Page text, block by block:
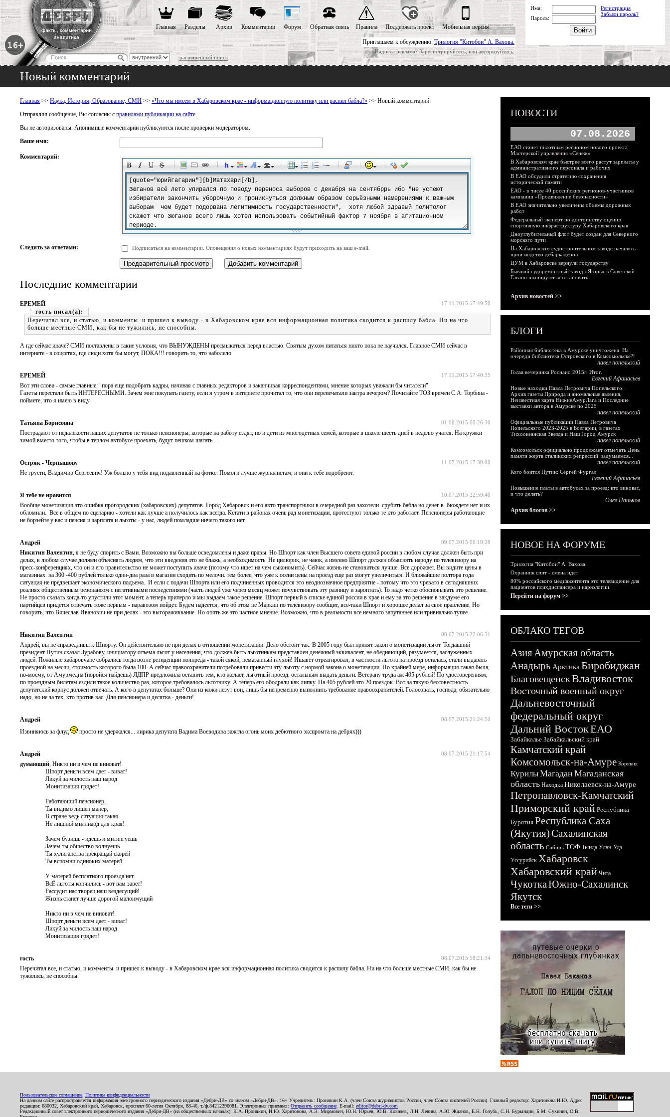
Приглашаем к обсуждению: Трилогия "Китобои" А. Вахова.
Надоела реклама? Зарегистрируйтесь, или авторизуйтесь.
расширенный поиск
Главная Разделы Архив Комментарии Форум Обратная связь Правила Поддержать проект Мобильная версия
Имя:
Регистрация
Забыли пароль?
Пароль:
Новый комментарий
Главная >> Наука, История, Образование, СМИ >> «Что мы имеем в Хабаровском крае - информационную политику или распил бабла?» >> Новый комментарий
Отправляя сообщение, Вы согласны с правилами публикации на сайте.
Вы не авторизованы. Анонимные комментарии публикуются после проверки модератором.
Ваше имя:
Комментарий:
-
-
-
-
-
-
-
-
-
-
-
-
-
-
-
-
-
-
-
-
-
-
-
-
-
-
-
-
-
-
-
-
-
-
-
-
-
-
-
-
-
-
-
-
-
-
-
-
-
-
-
Следить за ответами: Подписаться на комментарии. Оповещения о новых комментариях будут приходить на ваш e-mail.
Последние комментарии
17.11.2015 17:49:50
ЕРЕМЕЙ
гость
Перечитал все, и статью, и комменты и пришел к выводу - в Хабаровском крае вся информационная политика сводится к распилу бабла. Ни на что
больше местные СМИ, как бы не тужились, не способны.
А где сейчас иначе? СМИ поставлены в такие условия, что ВЫНУЖДЕНЫ пресмыкаться перед властью. Святым духом питаться никто пока не научился. Главное СМИ сейчас в
интернете - в соцсетях, где люди хотя бы могут, ПОКА!!! говорить то, что наболело
17.11.2015 17:40:35
ЕРЕМЕЙ
Вот эти слова - самые главные: "пора еще подобрать кадры, начиная с главных редакторов и заканчивая корреспондентами, мнение которых уважали бы читатели"
Газеты перестали быть ИНТЕРЕСНЫМИ. Зачем мне покупать газету, если я утром в интернете прочитал то, что они перепечатали завтра вечером? Почитайте ТОЗ времен С.А. Торбина -
поймете, что я имею в виду
01.08.2015 00:26:30
Татьяна Борисовна
Пострадают от недалекости наших депутатов не только пенсионеры, которые на работу ездят, но и дети из многодетных семей, которые в школе шесть дней в неделю учатся. На кружки
зимой вместо того, чтобы в теплом автобусе проехать, будут пешком шагать....
11.07.2015 17:30:08
Остряк - Чернышову
Не грусти, Владимир Сергеевич! Уж больно у тебя вид подавленный на фотке. Помоги лучше журналистам, и они к тебе подобреют.
10.07.2015 22:59:40
Я тебе не нравится
Вообще монетизация это ошибка прогородских (хабаровских) депутатов. Город Хабаровск и его авто транспортники в очередной раз захотели срубить бабла но денег в бюждете нет и их
обломили. Все в общем по сценарию - хотели как лучше а получилось как всегда. Кстати в районах очень рад монетизации, протестуют только те кто работает. Пенсионеры работающие
не борзейте у вас и пенсия и зарплата и льготы - у нас, людей помладше ничего такого нет
09.07.2015 00:19:28
Андрей
Никитин Валентин , я не буду спорить с Вами. Возможно вы больше осведомлены и даже правы. Но Шпорт как член Высшего совета единой россии в любом случае должен быть при
делах, в любом случае должен объяснять людям, что эти введения это не блажь, а необходимость. Не цилюрик, не чаюк, а именно Шпорт должен объяснять народу по телевизору на
пресс-конференциях, что он и его правительство не может поступить иначе (потому что ищет на чем сыкономить). Сейчас жизнь не становиться лучше. Все дорожает. Вы видите цены в
магазинах. на 300 -400 рублей только один-два раза в магазин сходить по мелочи. тем более, что уже к осени цены на проезд еще раз могут увеличиться. И ближайшие полтора года
ситуация не предвещает экономического подъема. И если с подачи Шпорта или его подчиненных проводится это неоднозначное предприятие - потому что это чревато в сегодняшних
реалиях общественным резонансом с негативными последствиями (часть людей уже через месяц может почувствовать эту разницу и зароптать). То надо четко обосновывать это решение.
Не просто сказать когда-то упустили этот момент, а теперь приперло и мы выдаем такое решение. Шпорт первый в списке единой россии в крае и ему за это решение в закдуме его
партийцев придется отвечать тоже первым - паравозом пойдет. Будем надеется, что об этом не Маркин по телевизору сообщит, все-таки Шпорт и хорошее делал за свое правление. Но
говорить, что Вячеслав Иванович не при делах - это выгораживвание. Но опять же это частное мнение. Возможно, что в реальности все немного запутаннее или тривиально тупее.
08.07.2015 22:06:31
Никитин Валентин
Андрей, вы не справедливы к Шпорту. Он действительно не при делах в отношении монетизации. Дело обстоит так. В 2005 году был принят закон о монетизации льгот. Тогдашний
президент Путин сказал Зурабову, инициатору отъема льгот у населения, что должен быть льготникам представлен денежный эквивалент, не обедняющий, разумеется, заслуженных
людей. Пожилые хабаровчане собрались тогда возле резиденции полпреда - такой сякой, немазанный глухой! Ишавет отреагировал, в частности льгота на проезд осталась, стали выдавать
проездной на месяц, стоимость которого была 100. А сейчас правоохранители потребовали привести эту льготу с нормой закона о монетизации. По крайней мере, информация такая была,
по-моему, от Амурмедиа (поройся найдешь) ЛДПР предложила оставить тем, кто желает, льготный проезд, остальным выдать деньги. Ветерану труда аж 405 рублей! По удостоверениям,
по проездным билетам ездили такое количество раз, которое требовалось льготнику. А теперь его ободрали как липку. На 405 рублей это 20 поездок. Вот за такую бессовестность
депутатский корпус должен отвечать. А кого в депутатах больше? Они из кожи лезут вон, лишь бы непременно выполнить требование правоохранителей. Голосовать, господа, обязательно
надо, но не за тех, кто против вас. Для пенсионера и десятка - деньги!
08.07.2015 21:24:50
Андрей
Извиняюсь за флуд
просто не удержался... лирика депутата Вадима Воеводина зажгла огонь моих дебютного экспромта на дебрях)))
08.07.2015 21:17:54
Андрей
думающий , Никто ни в чем не виноват!
Шпорт деньги всем дает - виват!
Ликуй за милость наш народ
Монитизация грядет!
Работающий пенсионер,
Ты видимо лишен манер,
В стране ведь ситуация такая
Не лишний миллиард для края!
Зачем бузишь - идешь и митингуешь
Зачем ты общество волнуешь
Ты хулиганства прекращай скорей
Ты вспомни одиноких матерей.
У матерей бесплатного проезда нет
ВсЁ льготы кончились - вот вам завет!
Рассудит нас творец наш вездесущий!
Жизнь станет лучше дорогой малоимущий
Никто ни в чем не виноват!
Шпорт деньги всем дает - виват!
Ликуй за милость наш народ
Монитизация грядет!
08.07.2015 18:21:34
гость
Перечитал все, и статью, и комменты и пришел к выводу - в Хабаровском крае вся информационная политика сводится к распилу бабла. Ни на что больше местные СМИ, как бы не
тужились, не способны.
НОВОСТИ
07.08.2026
ЕАО станет пилотным регионом нового проекта
Мастерской управления «Сенеж»
В Хабаровском крае быстрее всего растут зарплаты у
административного персонала и рабочих
В ЕАО обсудили стратегию сохранения
исторической памяти
ЕАО - в числе 40 российских регионов-участников
кампании «Продвижение безопасности»
В ЕАО значительно увеличены объемы дорожных
работ
Федеральный эксперт по достоинству оценил
спортивную инфраструктуру Хабаровского края
Дноуглубительный флот будет создан для Северного
морского пути
На Хабаровском судостроительном заводе началось
производство дебаркадеров
ЦУМ в Хабаровске вернули государству
Бывший судоремонтный завод «Якорь» в Советской
Гавани планируют восстановить
Архив новостей >>
БЛОГИ
Районная библиотека в Амурске уничтожена. На
очереди библиотека Островского в Комсомольске?!
павел попельский
Голая вечеринка Роснано 2015г. Итог.
Евгений Афанасьев
Новые находки Павла Петровича Попельского:
Архив газеты Природа и аномальные явления,
Неизвестная карта НижнеАмурЛага и Последние
выставки автора в Амурске по 2025
павел попельский
Официальные публикации Павла Петровича
Попельского 2023-2025 в Болгарии, в газетах
Тихоокеанская Звезда и Наш Город Амурск
павел попельский
Комсомольск официально продолжает отмечать День
памяти жертв сталинских репрессий: задумаемся...
павел попельский
Кого боится Путин: Сергей Фургал
Евгений Афанасьев
Повышение платы в автобусах за проезд: кто виноват,
и что делать?
Олег Паньков
Архив блогов >>
НОВОЕ НА ФОРУМЕ
Трилогия "Китобои" А. Вахова.
Охранник спит - смена идёт
80% российского медиаконтента это телевидение для
пациентов психдиспансера и наркологии.
Перейти на форум >>
ОБЛАКО ТЕГОВ
АзияАмурская область
Анадырь Арктика Биробиджан
БлаговещенскВладивосток
Восточный военный округ
Дальневосточный
федеральный округ
Дальний ВостокЕАО
Забайкалье Забайкальский край
Камчатский край
Комсомольск-на-Амуре Корякия
КурилыМагадан Магаданская
область Находка Николаевск-на-Амуре
Петропавловск-Камчатский
Приморский край Республика
Бурятия Республика Саха
(Якутия)Сахалинская
область Сибирь ТОФ Тында Улан-Удэ
Уссурийск Хабаровск
Хабаровский край Чита
ЧукоткаЮжно-Сахалинск
Якутск
Все теги >>
Пользовательское соглашение Политика конфиденциальности
На данном сайте распространяется информация электронного периодического издания «Дебри-ДВ» со знаком «Дебри-ДВ». 16+ Учредитель: Пронякин К.А. (член Союза журналистов России, член Союза писателей России). Главный редактор: Харитонова И.Ю. Адрес
редакции: 680032, Хабаровский край, Хабаровск, проспект 60-летия Октября, 88-46, т./ф.84212296081. Электронная приемная: Отправить сообщение . E-mail: editor@debri-dv.com
Редакционный совет электронного периодического издания «Дебри-ДВ» (на общественных началах): К.А. Пронякин, И.Ю. Харитонова, А.Э. Мирмович, Ю.Н. Юрьев, Ю.В. Ковалев, Л.Н. Левина, А.Ю. Жданов, Е.Н. Голубь, С.Н. Бурындин, Б.М. Сухинин, О.В.